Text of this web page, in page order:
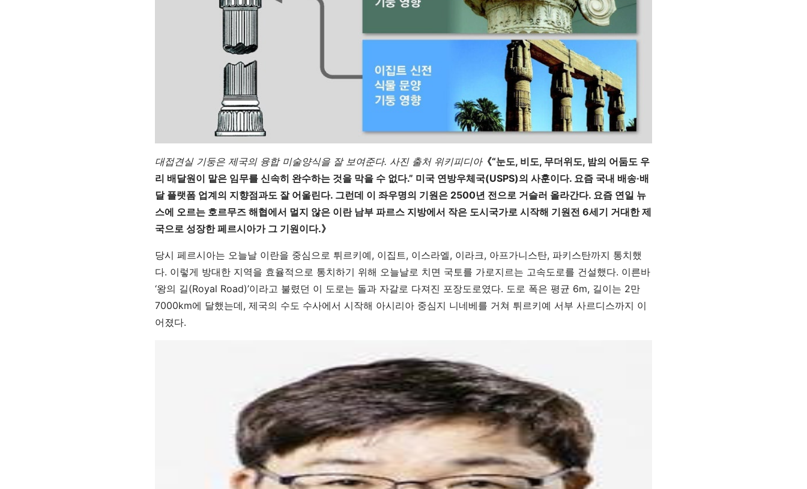
대접견실 기둥은 제국의 융합 미술양식을 잘 보여준다. 사진 출처 위키피디아《“눈도, 비도, 무더위도, 밤의 어둠도 우
리 배달원이 맡은 임무를 신속히 완수하는 것을 막을 수 없다.” 미국 연방우체국(USPS)의 사훈이다. 요즘 국내 배송·배
달 플랫폼 업계의 지향점과도 잘 어울린다. 그런데 이 좌우명의 기원은 2500년 전으로 거슬러 올라간다. 요즘 연일 뉴
스에 오르는 호르무즈 해협에서 멀지 않은 이란 남부 파르스 지방에서 작은 도시국가로 시작해 기원전 6세기 거대한 제
국으로 성장한 페르시아가 그 기원이다.》
당시 페르시아는 오늘날 이란을 중심으로 튀르키예, 이집트, 이스라엘, 이라크, 아프가니스탄, 파키스탄까지 통치했
다. 이렇게 방대한 지역을 효율적으로 통치하기 위해 오늘날로 치면 국토를 가로지르는 고속도로를 건설했다. 이른바
‘왕의 길(Royal Road)’이라고 불렸던 이 도로는 돌과 자갈로 다져진 포장도로였다. 도로 폭은 평균 6m, 길이는 2만
7000km에 달했는데, 제국의 수도 수사에서 시작해 아시리아 중심지 니네베를 거쳐 튀르키예 서부 사르디스까지 이
어졌다.